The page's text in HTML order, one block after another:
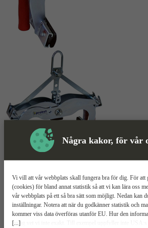
Några kakor, för vår
[...]
Vi vill att vår webbplats skall fungera bra för dig. För att
(cookies) för bland annat statistik så att vi kan lära oss
vår webbplats på ett så bra sätt som möjligt. Nedan kan
inställningar. Notera att när du godkänner statistik och
kommer viss data överföras utanför EU. Hur den
bolag vet vi inte exakt. Till exempel uppfyller inte USA:s
Lyftsax Mer information
Probst Easygrip